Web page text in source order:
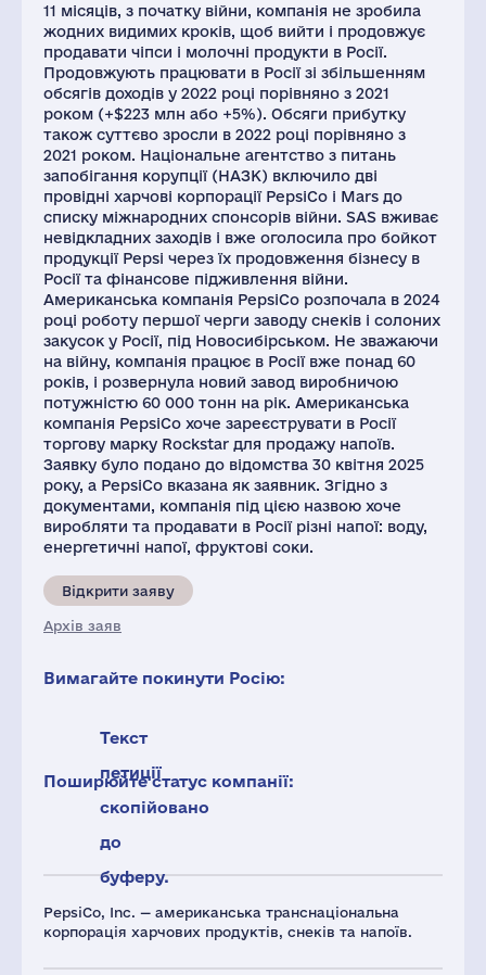
PepsiCo, Inc. — американська транснаціональна
корпорація харчових продуктів, снеків та напоїв.
11 місяців, з початку війни, компанія не зробила
жодних видимих кроків, щоб вийти і продовжує
продавати чіпси і молочні продукти в Росії.
Продовжують працювати в Росії зі збільшенням
обсягів доходів у 2022 році порівняно з 2021
роком (+$223 млн або +5%). Обсяги прибутку
також суттєво зросли в 2022 році порівняно з
2021 роком. Національне агентство з питань
запобігання корупції (НАЗК) включило дві
провідні харчові корпорації PepsiCo і Mars до
списку міжнародних спонсорів війни. SAS вживає
невідкладних заходів і вже оголосила про бойкот
продукції Pepsi через їх продовження бізнесу в
Росії та фінансове підживлення війни.
Американська компанія PepsiCo розпочала в 2024
році роботу першої черги заводу снеків і солоних
закусок у Росії, під Новосибірськом. Не зважаючи
на війну, компанія працює в Росії вже понад 60
років, і розвернула новий завод виробничою
потужністю 60 000 тонн на рік. Американська
компанія PepsiCo хоче зареєструвати в Росії
торгову марку Rockstar для продажу напоїв.
Заявку було подано до відомства 30 квітня 2025
року, а PepsiCo вказана як заявник. Згідно з
документами, компанія під цією назвою хоче
виробляти та продавати в Росії різні напої: воду,
енергетичні напої, фруктові соки.
Відкрити заяву
Архів заяв
Вимагайте покинути Росію:
Текст
петиції
скопійовано
до
буферу.
Поширюйте статус компанії: